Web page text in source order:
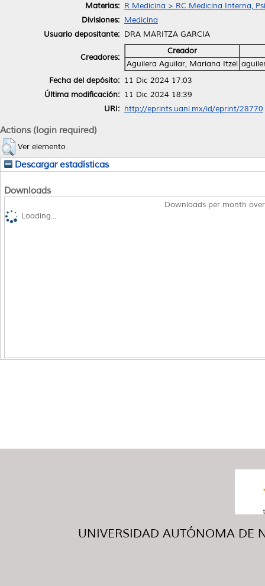
Materias: R Medicina > RC Medicina Interna,
Divisiones: Medicina
Usuario depositante: DRA MARITZA GARCIA
Creadores:
Creador
Aguilera Aguilar, Mariana Itzel
Fecha del depósito: 11 Dic 2024 17:03
Última modificación: 11 Dic 2024 18:39
URI: http://eprints.uanl.mx/id/eprint/28770
Actions (login required)
Ver elemento
Descargar estadísticas
Downloads
Downloads per month
Loading...
UNIVERSIDAD AUTÓNOMA DE